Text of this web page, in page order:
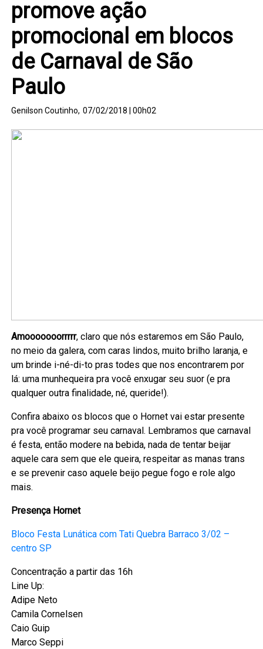
promove ação
promocional em blocos
de Carnaval de São
Paulo
Genilson Coutinho, 07/02/2018 | 00h02
Amooooooorrrrr, claro que nós estaremos em São Paulo,
no meio da galera, com caras lindos, muito brilho laranja, e
um brinde i-né-di-to pras todes que nos encontrarem por
lá: uma munhequeira pra você enxugar seu suor (e pra
qualquer outra finalidade, né, queride!).
Confira abaixo os blocos que o Hornet vai estar presente
pra você programar seu carnaval. Lembramos que carnaval
é festa, então modere na bebida, nada de tentar beijar
aquele cara sem que ele queira, respeitar as manas trans
e se prevenir caso aquele beijo pegue fogo e role algo
mais.
Presença Hornet
Bloco Festa Lunática com Tati Quebra Barraco 3/02 –
centro SP
Concentração a partir das 16h
Line Up:
Adipe Neto
Camila Cornelsen
Caio Guip
Marco Seppi